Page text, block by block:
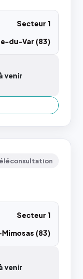
Secteur 1
du-Var (83)
venir
Secteur 1
(83)
venir